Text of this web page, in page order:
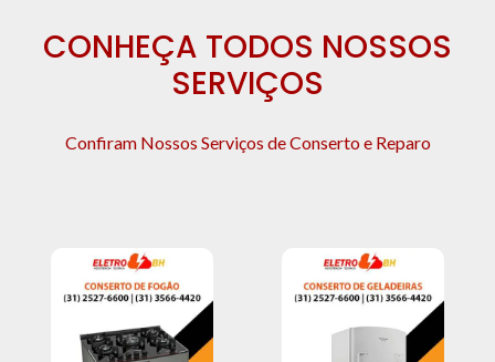
CONHEÇA TODOS NOSSOS
SERVIÇOS
Confiram Nossos Serviços de Conserto e Reparo